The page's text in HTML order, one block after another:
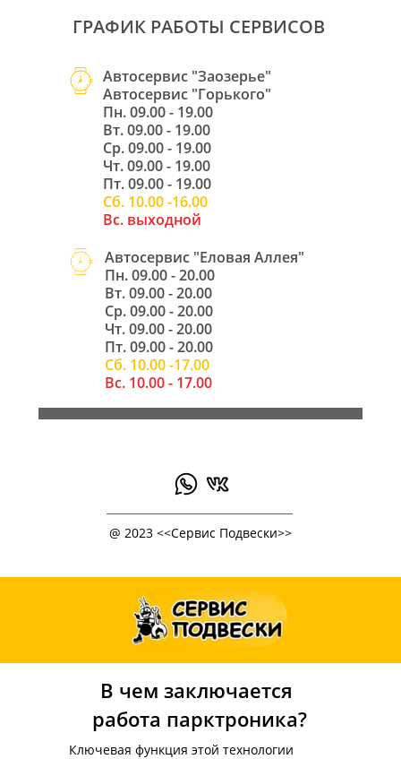
ГРАФИК РАБОТЫ СЕРВИСОВ
Автосервис "Еловая Аллея"
Пн. 09.00 - 20.00
Вт. 09.00 - 20.00
Ср. 09.00 - 20.00
Чт. 09.00 - 20.00
Пт. 09.00 - 20.00
Сб. 10.00 -17.00
Вс. 10.00 - 17.00
Автосервис "Горького"
Пн. 09.00 - 19.00
Вт. 09.00 - 19.00
Ср. 09.00 - 19.00
Чт. 09.00 - 19.00
Пт. 09.00 - 19.00
Сб. 10.00 -16.00
Вс. выходной
@ 2023 <<Сервис Подвески>>
В чем заключается
работа парктроника?
Ключевая функция этой технологии